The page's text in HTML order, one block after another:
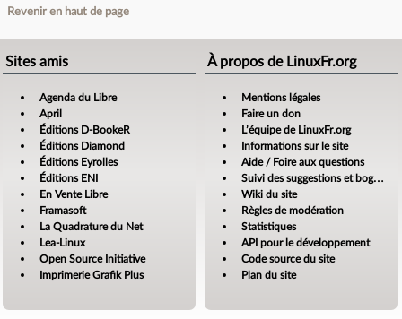
Revenir en haut de page
Sites amis
Agenda du Libre
April
Éditions D-BookeR
Éditions Diamond
Éditions Eyrolles
Éditions ENI
En Vente Libre
Framasoft
La Quadrature du Net
Lea-Linux
Open Source Initiative
Imprimerie Grafik Plus
À propos de LinuxFr.org
Mentions légales
Faire un don
L’équipe de LinuxFr.org
Informations sur le site
Aide / Foire aux questions
Suivi des suggestions et bogues
Wiki du site
Règles de modération
Statistiques
API pour le développement
Code source du site
Plan du site